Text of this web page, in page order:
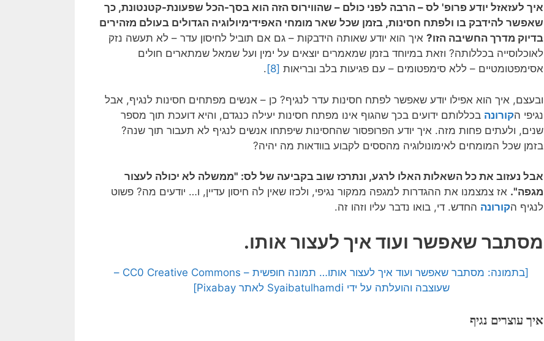
איך לעזאזל יודע פרופ' לס – הרבה לפני כולם – שהווירוס הזה הוא בסך-הכל שפעונת-קטנטונת, כך
שאפשר להידבק בו ולפתח חסינות, בזמן שכל שאר מומחי האפידימיולוגיה הגדולים בעולם מזהירים
בדיוק מדרך החשיבה הזו? איך הוא יודע שאותה הידבקות – גם אם תוביל לחיסון עדר – לא תעשה נזק
לאוכלוסייה בכללותה? וזאת במיוחד בזמן שמאמרים יוצאים על ימין ועל שמאל שמתארים חולים
אסימפטומטיים – ללא סימפטומים – עם פגיעות בלב ובריאות [8]
.
ובעצם, איך הוא אפילו יודע שאפשר לפתח חסינות עדר לנגיף? כן – אנשים מפתחים חסינות לנגיף, אבל
נגיפי הקורונה בכללותם ידועים בכך שהגוף אינו מפתח חסינות יעילה כנגדם, והיא דועכת תוך מספר
שנים, ולעתים פחות מזה. איך יודע הפרופסור שהחסינות שיפתחו אנשים לנגיף לא תעבור תוך שנה?
בזמן שכל המומחים לאימונולוגיה מהססים לקבוע בוודאות מה יהיה?
אבל נעזוב את כל השאלות האלו לרגע, ונתרכז שוב בקביעה של לס: "ממשלה לא יכולה לעצור
מגפה". אז צמצמנו את ההגדרות למגפה ממקור נגיפי, ולכזו שאין לה חיסון עדיין, ו… יודעים מה? פשוט
לנגיף הקורונה החדש. די, בואו נדבר עליו וזהו זה.
מסתבר שאפשר ועוד איך לעצור אותו.
[בתמונה: מסתבר שאפשר ועוד איך לעצור אותו… תמונה חופשית – CC0 Creative Commons –
שעוצבה והועלתה על ידי Syaibatulhamdi לאתר Pixabay]
איך עוצרים נגיף